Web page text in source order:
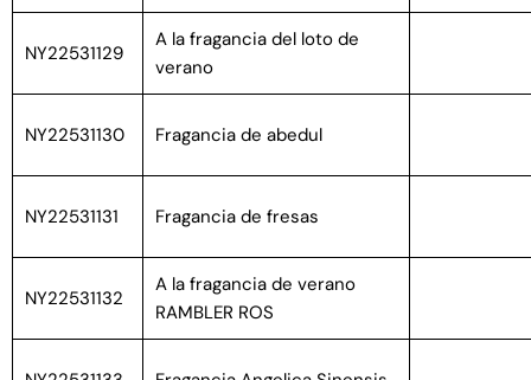
NY22531129
A la fragancia del loto de
verano
NY22531130 Fragancia de abedul
NY22531131 Fragancia de fresas
NY22531132
A la fragancia de verano
RAMBLER ROS